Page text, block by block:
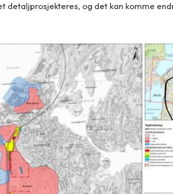
detaljprosjekteres, og det kan komme